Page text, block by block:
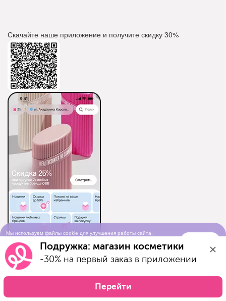
Скачайте наше приложение и получите скидку 30%
Мы используем файлы cookie для улучшения работы сайта.
использования cookie-файловПодружка: магазин косметики
-30% на первый заказ в приложении
Перейти